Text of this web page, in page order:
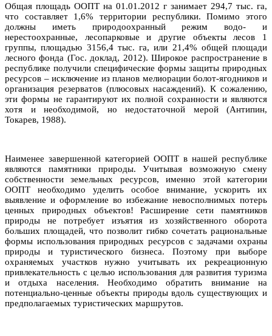
Общая площадь ООПТ на 01.01.2012 г занимает 294,7 тыс. га,
что составляет 1,6% территории республики. Помимо этого
должны иметь природоохранный режим водо- и
нерестоохранные, лесопарковые и другие объекты лесов 1
группы, площадью 3156,4 тыс. га, или 21,4% общей площади
лесного фонда (Гос. доклад, 2012). Широкое распространение в
республике получили специфические формы защиты природных
ресурсов – исключение из планов мелиорации болот-ягодников и
организация резерватов (плюсовых насаждений). К сожалению,
эти формы не гарантируют их полной сохранности и являются
хотя и необходимой, но недостаточной мерой (Антипин,
Токарев, 1988).
Наименее завершенной категорией ООПТ в нашей республике
являются памятники природы. Учитывая возможную смену
собственности земельных ресурсов, именно этой категории
ООПТ необходимо уделить особое внимание, ускорить их
выявление и оформление во избежание невосполнимых потерь
ценных природных объектов! Расширение сети памятников
природы не потребует изъятия из хозяйственного оборота
больших площадей, что позволит гибко сочетать рациональные
формы использования природных ресурсов с задачами охраны
природы и туристического бизнеса. Поэтому при выборе
охраняемых участков нужно учитывать их рекреационную
привлекательность с целью использования для развития туризма
и отдыха населения. Необходимо обратить внимание на
потенциально-ценные объекты природы вдоль существующих и
предполагаемых туристических маршрутов.